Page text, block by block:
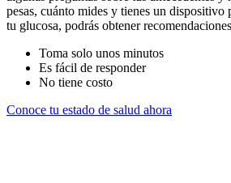
pesas, cuánto mides y tienes un dispositivo
tu glucosa, podrás obtener
Toma solo unos minutos
Es fácil de responder
No tiene costo
Conoce tu estado de salud ahora